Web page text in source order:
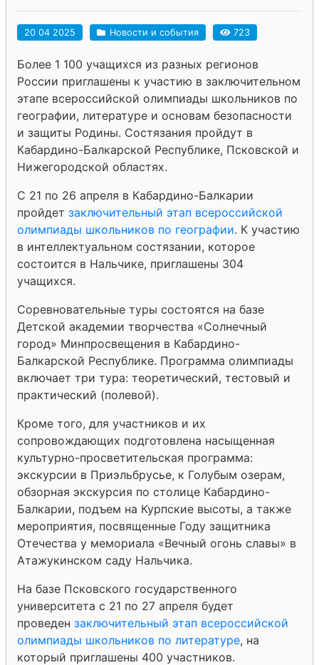
20 04 2025 Новости и события 723
Более 1 100 учащихся из разных регионов
России приглашены к участию в заключительном
этапе всероссийской олимпиады школьников по
географии, литературе и основам безопасности
и защиты Родины. Состязания пройдут в
Кабардино-Балкарской Республике, Псковской и
Нижегородской областях.
С 21 по 26 апреля в Кабардино-Балкарии
пройдет заключительный этап всероссийской
олимпиады школьников по географии. К участию
в интеллектуальном состязании, которое
состоится в Нальчике, приглашены 304
учащихся.
Соревновательные туры состоятся на базе
Детской академии творчества «Солнечный
город» Минпросвещения в Кабардино-
Балкарской Республике. Программа олимпиады
включает три тура: теоретический, тестовый и
практический (полевой).
Кроме того, для участников и их
сопровождающих подготовлена насыщенная
культурно-просветительская программа:
экскурсии в Приэльбрусье, к Голубым озерам,
обзорная экскурсия по столице Кабардино-
Балкарии, подъем на Курпские высоты, а также
мероприятия, посвященные Году защитника
Отечества у мемориала «Вечный огонь славы» в
Атажукинском саду Нальчика.
На базе Псковского государственного
университета с 21 по 27 апреля будет
проведен заключительный этап всероссийской
олимпиады школьников по литературе, на
который приглашены 400 участников.